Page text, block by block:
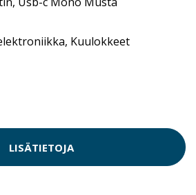
, Kuulokkeet
LISÄTIETOJA